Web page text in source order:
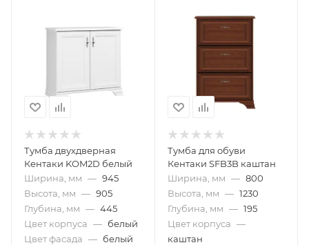
Тумба двухдверная
Кентаки KOM2D белый
Ширина, мм — 945
Высота, мм — 905
Глубина, мм — 445
Цвет корпуса — белый
Цвет фасада — белый
Тумба для обуви
Кентаки SFB3B каштан
Ширина, мм — 800
Высота, мм — 1230
Глубина, мм — 195
Цвет корпуса —
каштан